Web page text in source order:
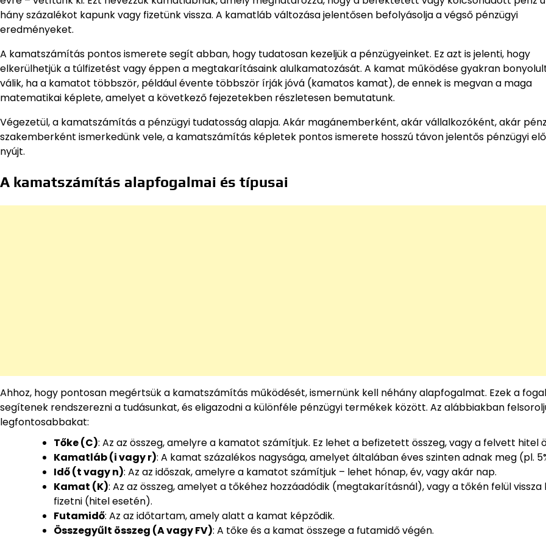
hány százalékot kapunk vagy fizetünk vissza. A kamatláb változása jelentősen befolyásolja a végső pénzügyi
eredményeket.
A kamatszámítás pontos ismerete segít abban, hogy tudatosan kezeljük a pénzügyeinket. Ez azt is jelenti, hogy
elkerülhetjük a túlfizetést vagy éppen a megtakarításaink alulkamatozását. A kamat működése gyakran
válik, ha a kamatot többször, például évente többször írják jóvá (kamatos kamat), de ennek is megvan a maga
matematikai képlete, amelyet a következő fejezetekben részletesen bemutatunk.
Végezetül, a kamatszámítás a pénzügyi tudatosság alapja. Akár magánemberként, akár vállalkozóként, akár
szakemberként ismerkedünk vele, a kamatszámítás képletek pontos ismerete hosszú távon jelentős pénzügyi
nyújt.
A kamatszámítás alapfogalmai és típusai
Ahhoz, hogy pontosan megértsük a kamatszámítás működését, ismernünk kell néhány alapfogalmat. Ezek a
segítenek rendszerezni a tudásunkat, és eligazodni a különféle pénzügyi termékek között. Az alábbiakban
legfontosabbakat:
Tőke (C): Az az összeg, amelyre a kamatot számítjuk. Ez lehet a befizetett összeg, vagy a felvett hitel
Kamatláb (i vagy r): A kamat százalékos nagysága, amelyet általában éves szinten adnak meg (pl.
Idő (t vagy n): Az az időszak, amelyre a kamatot számítjuk – lehet hónap, év, vagy akár nap.
Kamat (K): Az az összeg, amelyet a tőkéhez hozzáadódik (megtakarításnál), vagy a tőkén felül vissza
fizetni (hitel esetén).
Futamidő: Az az időtartam, amely alatt a kamat képződik.
Összegyűlt összeg (A vagy FV): A tőke és a kamat összege a futamidő végén.